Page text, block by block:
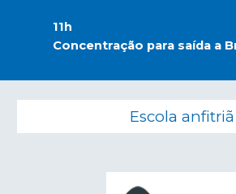
11h
Concentração para saída a
Escola anfitriã